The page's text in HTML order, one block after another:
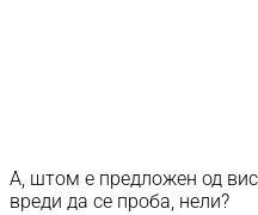
А, штом е предложен од
вреди да се проба, нели?